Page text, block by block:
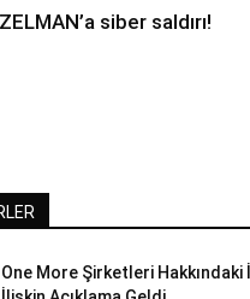
siber saldırı!
One More Şirketleri Hakkındaki